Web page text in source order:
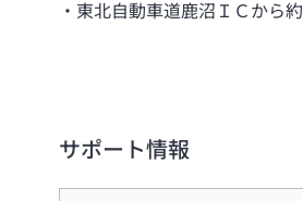
東北自動車道鹿沼ＩＣから
サポート情報